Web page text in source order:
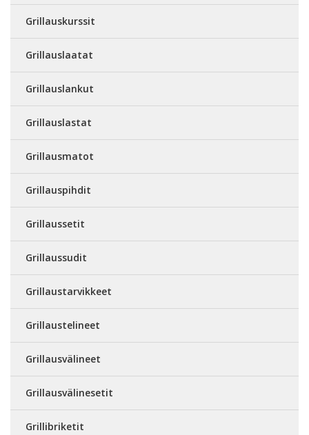
Grillauskurssit
Grillauslaatat
Grillauslankut
Grillauslastat
Grillausmatot
Grillauspihdit
Grillaussetit
Grillaussudit
Grillaustarvikkeet
Grillaustelineet
Grillausvälineet
Grillausvälinesetit
Grillibriketit